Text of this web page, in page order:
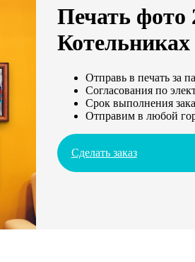
Печать фото
Котельниках
Отправь в печать за
Согласования по
Срок выполнения
Отправим в любой
Сделать заказ